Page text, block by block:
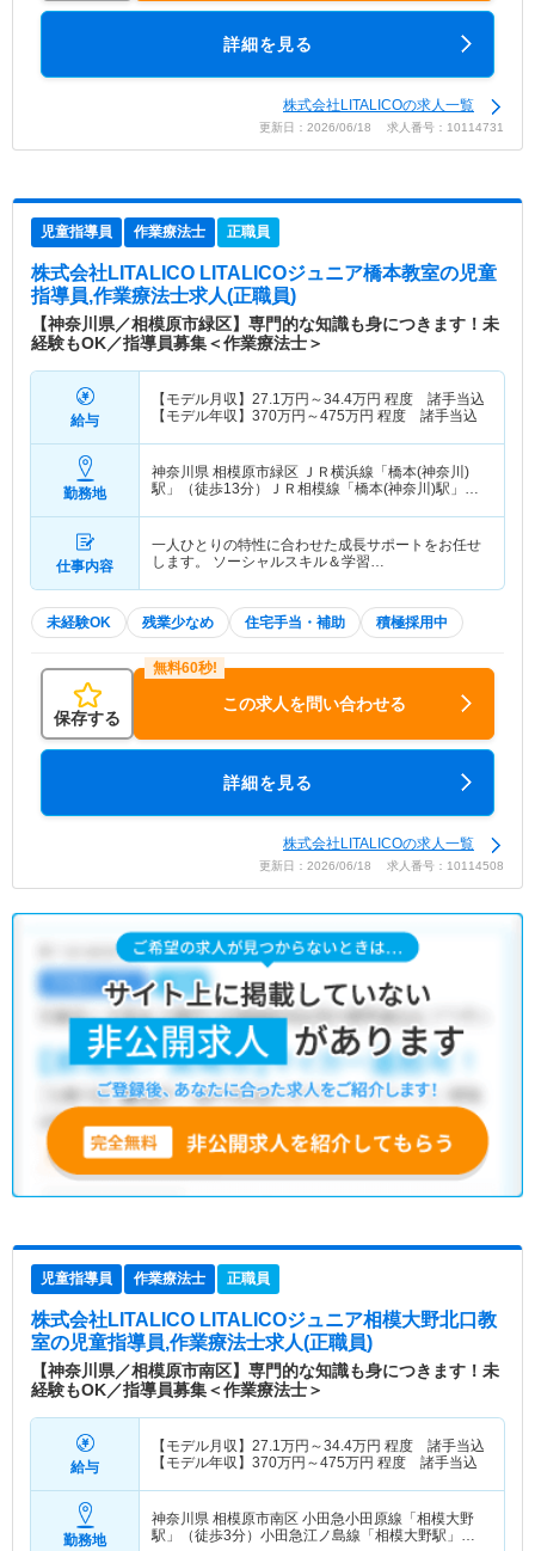
詳細を見る
株式会社LITALICOの求人一覧
更新日：2026/06/18 求人番号：10114731
児童指導員 作業療法士 正職員
株式会社LITALICO LITALICOジュニア橋本教室の児童
指導員,作業療法士求人(正職員)
【神奈川県／相模原市緑区】専門的な知識も身につきます！未
経験もOK／指導員募集＜作業療法士＞
給与
【モデル月収】 27.1万円～34.4万円 程度 諸手当込
【モデル年収】 370万円～475万円 程度 諸手当込
勤務地
神奈川県 相模原市緑区 ＪＲ横浜線「橋本(神奈川)
駅」（徒歩13分）ＪＲ相模線「橋本(神奈川)駅」
仕事内容
一人ひとりの特性に合わせた成長サポートをお任せ
します。 ソーシャルスキル＆学習…
未経験OK 残業少なめ 住宅手当・補助 積極採用中
保存する
この求人を問い合わせる
詳細を見る
株式会社LITALICOの求人一覧
更新日：2026/06/18 求人番号：10114508
児童指導員 作業療法士 正職員
株式会社LITALICO LITALICOジュニア相模大野北口教
室の児童指導員,作業療法士求人(正職員)
【神奈川県／相模原市南区】専門的な知識も身につきます！未
経験もOK／指導員募集＜作業療法士＞
給与
【モデル月収】 27.1万円～34.4万円 程度 諸手当込
【モデル年収】 370万円～475万円 程度 諸手当込
勤務地
神奈川県 相模原市南区 小田急小田原線「相模大野
駅」（徒歩3分）小田急江ノ島線「相模大野駅」